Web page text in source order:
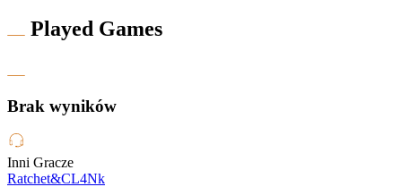
Played Games
Brak wyników
Inni Gracze
Ratchet&CL4Nk